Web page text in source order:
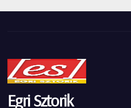
Egri Sztorik